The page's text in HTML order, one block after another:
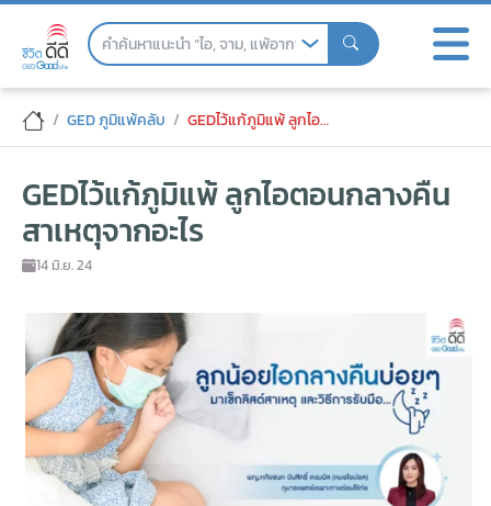
Skip
GEDไว้แก้ภูมิแพ้ ลูกไอตอนกลางคืนสาเห
GED ภูมิแพ้คลับ GEDไว้แก้ภูมิแพ้ ลูกไอตอนกลางคืนสาเหตุจากอะไร
GEDไว้แก้ภูมิแพ้ ลูกไอตอนกลางคืน
สาเหตุจากอะไร
14 มิ.ย. 24